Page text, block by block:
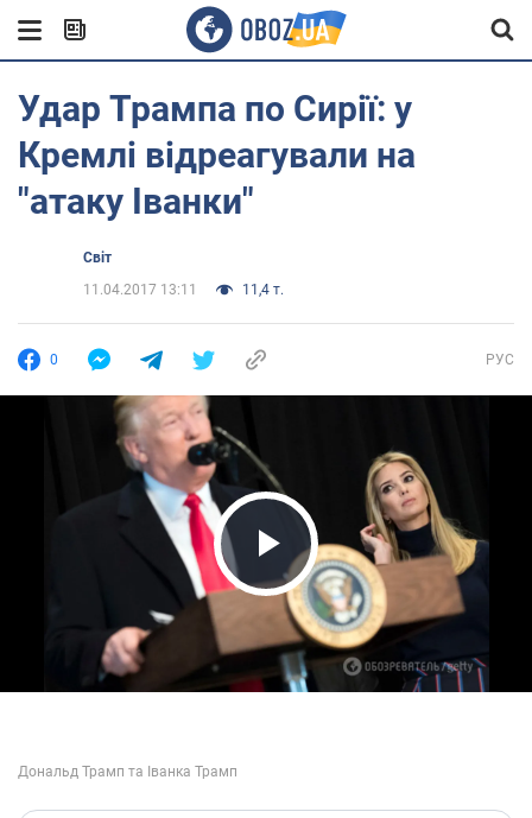
Удар Трампа по Сирії: у
Кремлі відреагували на
"атаку Іванки"
Світ
11.04.2017 13:11
11,4 т.
0 РУС
Play Video